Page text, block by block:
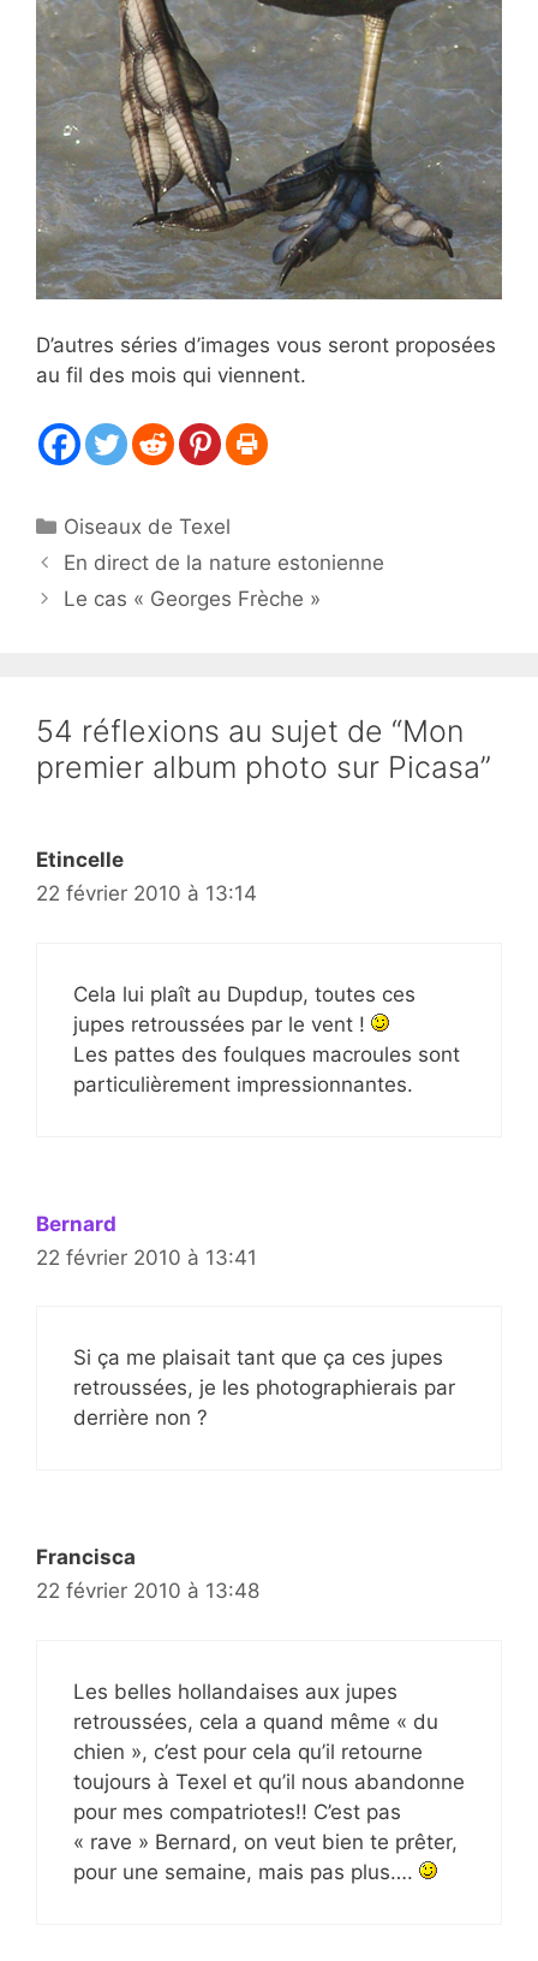
D’autres séries d’images vous seront proposées
au fil des mois qui viennent.
Catégories
Oiseaux de Texel
En direct de la nature estonienne
Le cas « Georges Frèche »
54 réflexions au sujet de “Mon
premier album photo sur Picasa”
Etincelle
22 février 2010 à 13:14
Cela lui plaît au Dupdup, toutes ces
jupes retroussées par le vent !
Les pattes des foulques macroules sont
particulièrement impressionnantes.
Bernard
22 février 2010 à 13:41
Si ça me plaisait tant que ça ces jupes
retroussées, je les photographierais par
derrière non ?
Francisca
22 février 2010 à 13:48
Les belles hollandaises aux jupes
retroussées, cela a quand même « du
chien », c’est pour cela qu’il retourne
toujours à Texel et qu’il nous abandonne
pour mes compatriotes!! C’est pas
« rave » Bernard, on veut bien te prêter,
pour une semaine, mais pas plus….